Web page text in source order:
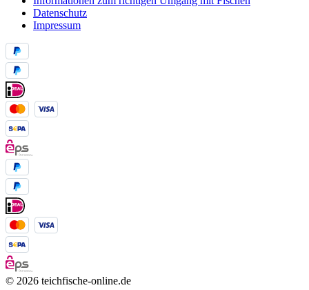
Datenschutz
Impressum
© 2026 teichfische-online.de